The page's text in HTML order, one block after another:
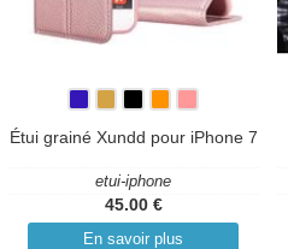
Étui grainé Xundd pour iPhone 7
etui-iphone
45.00 €
En savoir plus